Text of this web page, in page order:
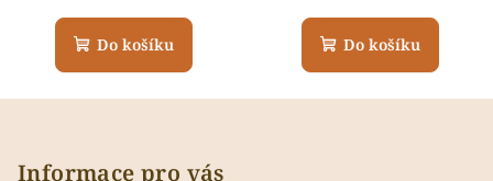
Do košíku Do košíku
Informace pro vás